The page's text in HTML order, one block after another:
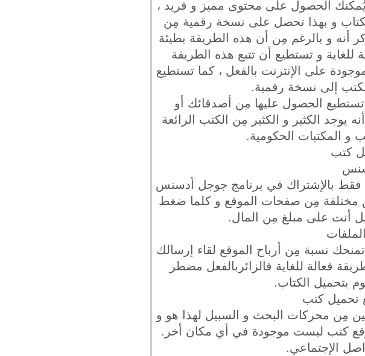
يُمكنك الحصول على محتوى مميز و فريد ،
و بهذا تحصل على نسخة رقمية مِن
أنه و بالرغم مِن أن هذه الطريقة بطيئة
و تستطيع أن تتبع هذه الطريقة
على الإنترنت بالفعل ، كما تستطيع
إلى نسخة رقمية.
الحصول عليها مِن أصدقائك أو
يوجد الكثير و الكثير مِن الكتب الرائعة
المكتبات الحكومية.
كتب
فقط بالإشتراك في برنامج جوجل أدسنس
مختلفة مِن صفحات الموقع و كلما ضغط
أنت على مبلغ مِن المال.
نسبة مِن أرباح الموقع لقاء إرسالك
فعالة للغاية فالزائربالفعل مضطر
بتحميل الكتاب.
تحميل كتب
مِن محركات البحث و السبيل لهذا هو و
كتب ليست موجودة في أي مكان أخر.